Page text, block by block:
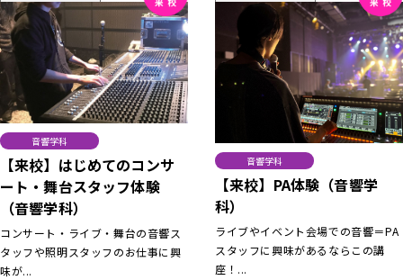
音響学科
【来校】はじめてのコンサ
ート・舞台スタッフ体験
（音響学科）
コンサート・ライブ・舞台の音響ス
タッフや照明スタッフのお仕事に興
味が...
音響学科
【来校】PA体験（音響学
科）
ライブやイベント会場での音響＝PA
スタッフに興味があるならこの講
座！...